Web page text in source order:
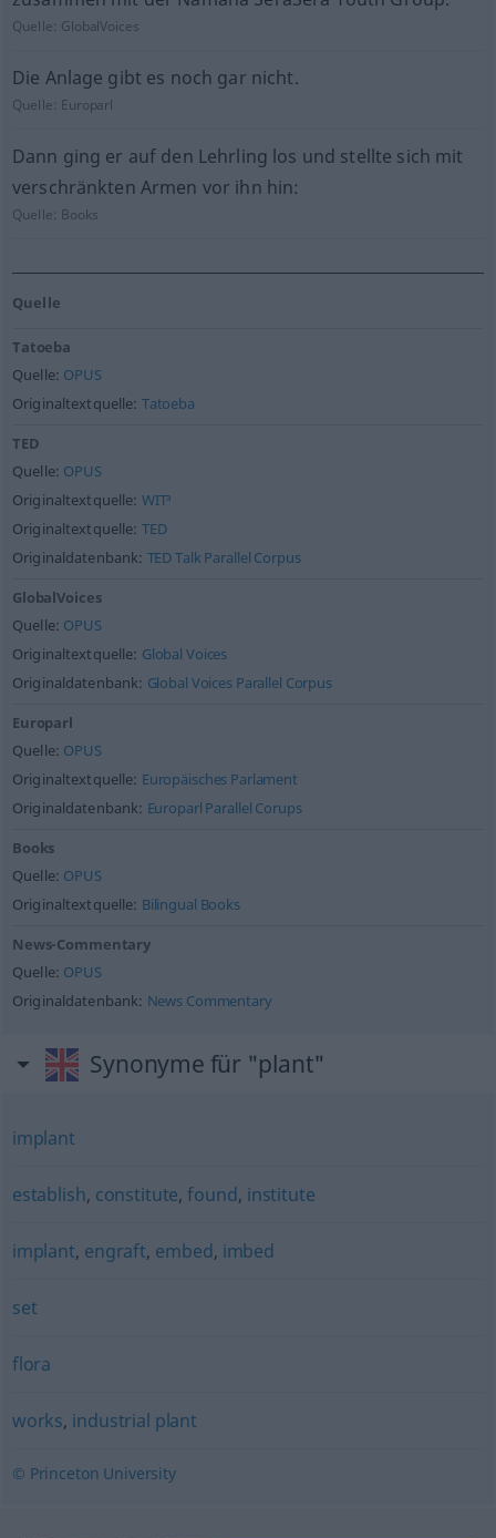
Quelle: GlobalVoices
Die Anlage gibt es noch gar nicht.
Quelle: Europarl
Dann ging er auf den Lehrling los und stellte sich mit
verschränkten Armen vor ihn hin:
Quelle: Books
Quelle
Tatoeba
Quelle: OPUS
Originaltextquelle: Tatoeba
TED
Quelle: OPUS
Originaltextquelle: WIT³
Originaltextquelle: TED
Originaldatenbank: TED Talk Parallel Corpus
GlobalVoices
Quelle: OPUS
Originaltextquelle: Global Voices
Originaldatenbank: Global Voices Parallel Corpus
Europarl
Quelle: OPUS
Originaltextquelle: Europäisches Parlament
Originaldatenbank: Europarl Parallel Corups
Books
Quelle: OPUS
Originaltextquelle: Bilingual Books
News-Commentary
Quelle: OPUS
Originaldatenbank: News Commentary
Synonyme für "plant"
implant
establish, constitute,found, institute
implant, engraft, embed, imbed
set
flora
works, industrial plant
© Princeton University